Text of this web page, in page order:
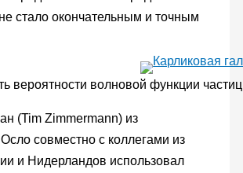
стало окончательным и точным
вероятности волновой функции
(Tim Zimmermann) из
совместно с коллегами из
и Нидерландов использовал